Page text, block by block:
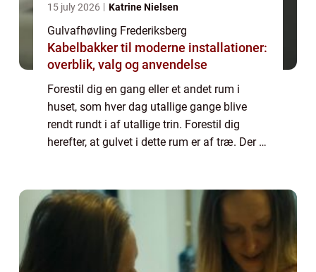
15 july 2026 Katrine Nielsen
Gulvafhøvling Frederiksberg
Kabelbakker til moderne installationer:
overblik, valg og anvendelse
Forestil dig en gang eller et andet rum i
huset, som hver dag utallige gange blive
rendt rundt i af utallige trin. Forestil dig
herefter, at gulvet i dette rum er af træ. Der er